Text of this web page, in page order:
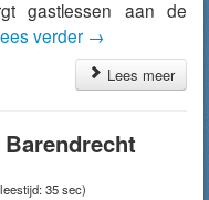
gastlessen aan de
verder →
Lees meer
Barendrecht
35 sec)